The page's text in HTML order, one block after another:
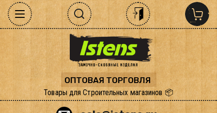
ОПТОВАЯ ТОРГОВЛЯ
Товары для Строительных магазинов 📦